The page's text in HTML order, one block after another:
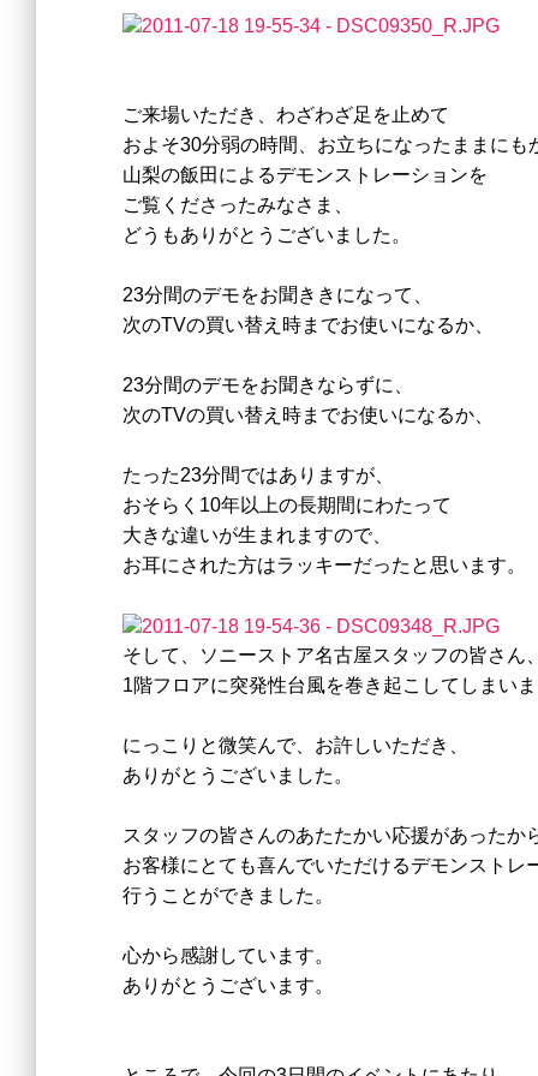
ご来場いただき、わざわざ足を止めて
およそ30分弱の時間、お立ちになったままにも
山梨の飯田によるデモンストレーションを
ご覧くださったみなさま、
どうもありがとうございました。
23分間のデモをお聞ききになって、
次のTVの買い替え時までお使いになるか、
23分間のデモをお聞きならずに、
次のTVの買い替え時までお使いになるか、
たった23分間ではありますが、
おそらく10年以上の長期間にわたって
大きな違いが生まれますので、
お耳にされた方はラッキーだったと思います。
そして、ソニーストア名古屋スタッフの皆さん、
1階フロアに突発性台風を巻き起こしてしまいま
にっこりと微笑んで、 お許しいただき、
ありがとうございました。
スタッフの皆さんのあたたかい応援があったか
お客様にとても喜んでいただけるデモンストレ
行うことができました。
心から感謝しています。
ありがとうございます。